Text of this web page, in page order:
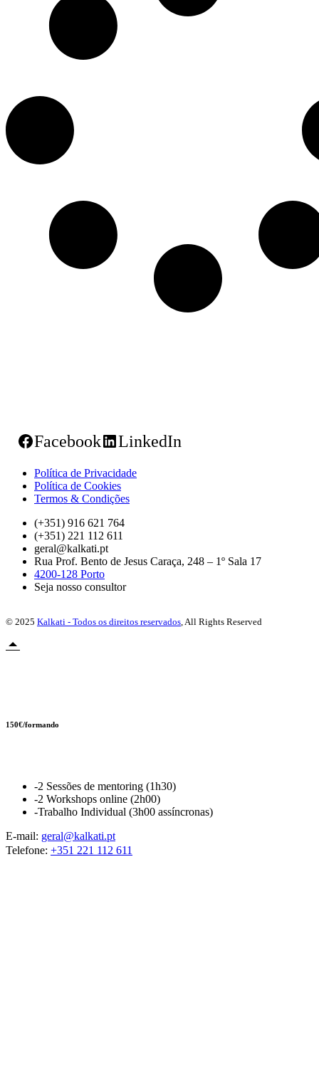
Facebook LinkedIn
Política de Privacidade
Política de Cookies
Termos & Condições
(+351) 916 621 764
(+351) 221 112 611
geral@kalkati.pt
Rua Prof. Bento de Jesus Caraça, 248 – 1º Sala 17
4200-128 Porto
Seja nosso consultor
© 2025 Kalkati - Todos os direitos reservados, All Rights Reserved
150€/formando
-2 Sessões de mentoring (1h30)
-2 Workshops online (2h00)
-Trabalho Individual (3h00 assíncronas)
E-mail: geral@kalkati.pt
Telefone: +351 221 112 611